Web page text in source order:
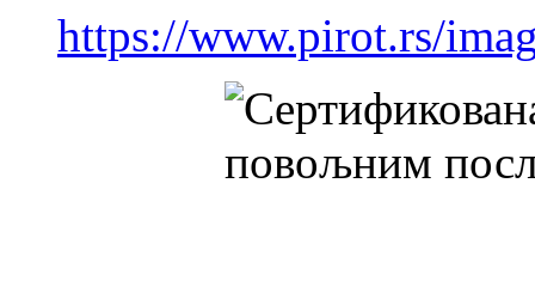
https://www.pirot.rs/